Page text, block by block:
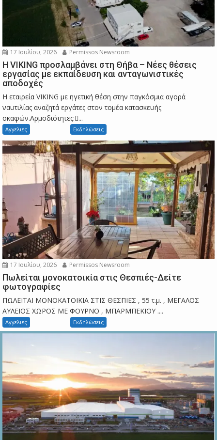
17 Ιουλίου, 2026 Permissos Newsroom
Η VIKING προσλαμβάνει στη Θήβα – Νέες θέσεις
εργασίας με εκπαίδευση και ανταγωνιστικές
αποδοχές
Η εταιρεία VIKING με ηγετική θέση στην παγκόσμια αγορά
ναυτιλίας αναζητά εργάτες στον τομέα κατασκευής
σκαφών.Αρμοδιότητες:...
Αγγελιες Εκδηλώσεις
17 Ιουλίου, 2026 Permissos Newsroom
Πωλείται μονοκατοικία στις Θεσπιές-Δείτε
φωτογραφίες
ΠΩΛΕΙΤΑΙ ΜΟΝΟΚΑΤΟΙΚΙΑ ΣΤΙΣ ΘΕΣΠΙΕΣ , 55 τ.μ. , ΜΕΓΑΛΟΣ
ΑΥΛΕΙΟΣ ΧΩΡΟΣ ΜΕ ΦΟΥΡΝΟ , ΜΠΑΡΜΠΕΚΙΟΥ ....
Αγγελιες Εκδηλώσεις